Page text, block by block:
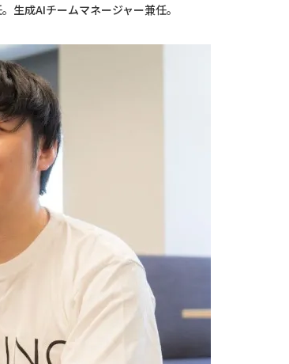
生成AIチームマネージャー兼任。